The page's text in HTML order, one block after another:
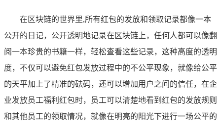
在区块链的世界里,所有红包的发放和领取记录都像一本
公开的日记，公开透明地记录在区块链上，任何人都可以像翻
阅一本珍贵的书籍一样，轻松查看这些记录，这种高度的透明
度，不仅可以避免红包发放过程中的不公平现象，就像给公平
的天平加上了精准的砝码，还可以增加用户之间的信任，在企
业发放员工福利红包时，员工可以清楚地看到红包的发放规则
和其他员工的领取情况，就像在明亮的阳光下进行一场公平的